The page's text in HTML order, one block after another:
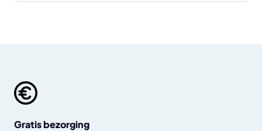
Gratis bezorging